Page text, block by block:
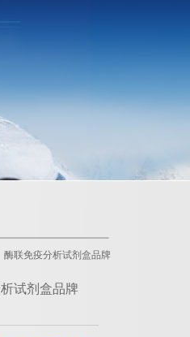
酶联免疫分析试剂盒品牌
试剂盒品牌